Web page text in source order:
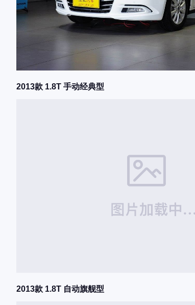
2013款 1.8T 手动经典型
2013款 1.8T 自动旗舰型